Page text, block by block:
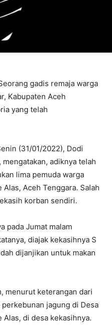
gadis remaja warga
Kabupaten Aceh
yang telah
(31/01/2022), Dodi
adiknya telah
lima pemuda warga
Alas, Aceh Tenggara. Salah
korban sendiri.
pada Jumat malam
diajak kekasihnya S
dijanjikan untuk makan
menurut keterangan dari
jagung di Desa
Alas, di desa kekasihnya.